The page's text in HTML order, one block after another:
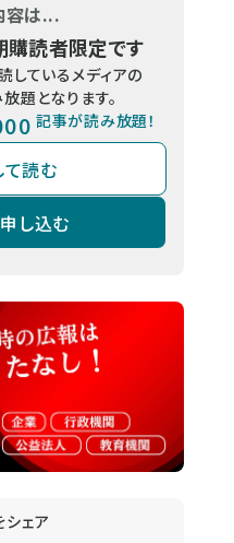
容は...
購読者限定です
しているメディアの
題となります。
記事が読み放題！
て読む
し込む
ェア